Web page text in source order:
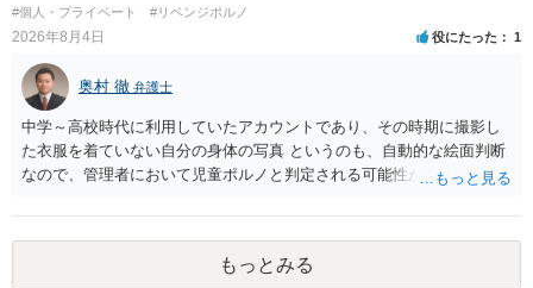
#個人・プライベート #リベンジポルノ
2026年8月4日 役にたった 1
奥村 徹 弁護士
中学～高校時代に利用していたアカウントであり、その時期に撮影し
た衣服を着ていない自分の身体の写真 というのも、自動的な絵面判断
なので、管理者において児童ポルノと判定される可能性があります。
もっとみる